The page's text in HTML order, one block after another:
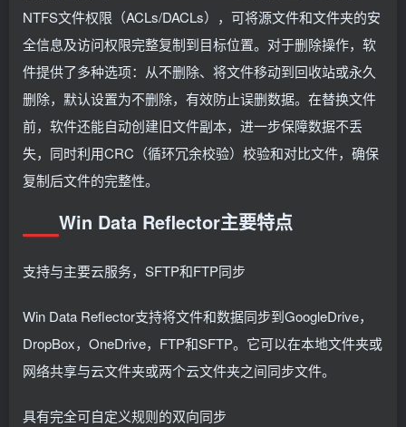
NTFS文件权限（ACLs/DACLs），可将源文件和文件夹的安
全信息及访问权限完整复制到目标位置。对于删除操作，软
件提供了多种选项：从不删除、将文件移动到回收站或永久
删除，默认设置为不删除，有效防止误删数据。在替换文件
前，软件还能自动创建旧文件副本，进一步保障数据不丢
失，同时利用CRC（循环冗余校验）校验和对比文件，确保
复制后文件的完整性。
Win Data Reflector主要特点
支持与主要云服务，SFTP和FTP同步
Win Data Reflector支持将文件和数据同步到GoogleDrive，
DropBox，OneDrive，FTP和SFTP。它可以在本地文件夹或
网络共享与云文件夹或两个云文件夹之间同步文件。
具有完全可自定义规则的双向同步